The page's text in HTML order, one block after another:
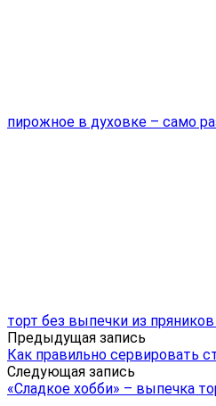
пирожное в духовке – само
торт без выпечки из
Предыдущая запись
Как правильно сервировать
Следующая запись
«Сладкое хобби» – выпечка